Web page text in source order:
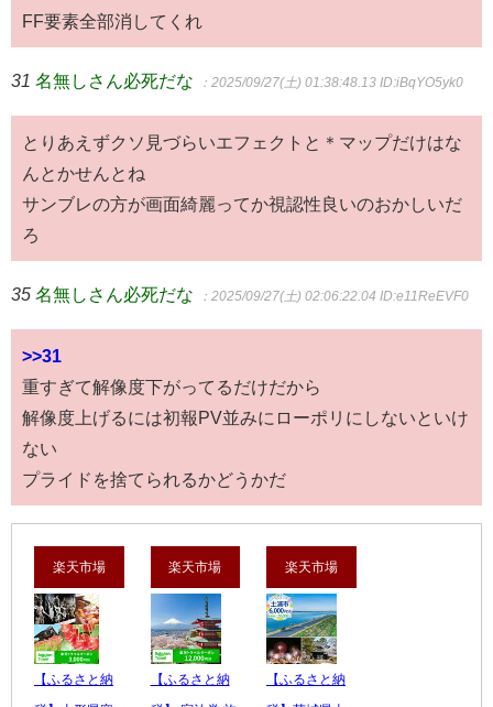
FF要素全部消してくれ
31 名無しさん必死だな ：2025/09/27(土) 01:38:48.13 ID:iBqYO5yk0
とりあえずクソ見づらいエフェクトと＊マップだけはな
んとかせんとね
サンブレの方が画面綺麗ってか視認性良いのおかしいだ
ろ
35 名無しさん必死だな ：2025/09/27(土) 02:06:22.04 ID:e11ReEVF0
>>31
重すぎて解像度下がってるだけだから
解像度上げるには初報PV並みにローポリにしないといけ
ない
プライドを捨てられるかどうかだ
楽天市場
【ふるさと納
楽天市場
【ふるさと納
楽天市場
【ふるさと納